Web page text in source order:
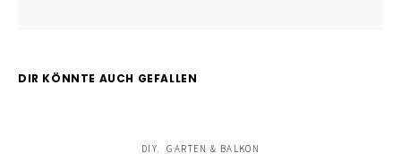
DIR KÖNNTE AUCH GEFALLEN
DIY GARTEN & BALKON